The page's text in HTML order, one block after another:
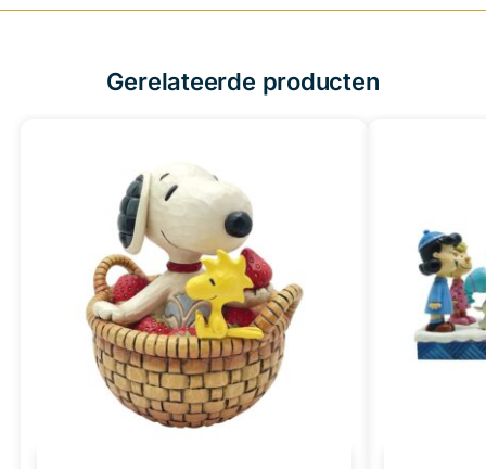
Gerelateerde producten